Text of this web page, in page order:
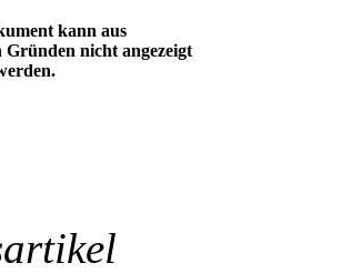
kann aus
nicht angezeigt